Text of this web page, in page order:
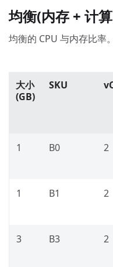
均衡(内存 + 计
均衡的 CPU 与内存比率
大小
(GB)
SKU
1 B0 2
1 B1 2
3 B3 2